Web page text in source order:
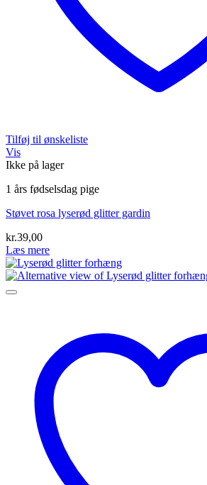
Tilføj til ønskeliste
Vis
Ikke på lager
1 års fødselsdag pige
Støvet rosa lyserød glitter gardin
kr.39,00
Læs mere